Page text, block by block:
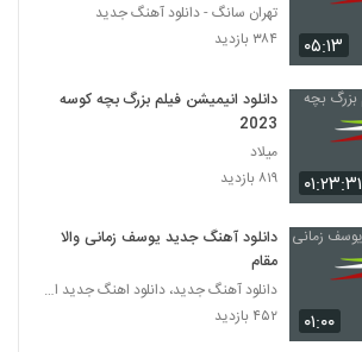
۰۵:۱۳
تهران سانگ - دانلود آهنگ جدید
۳۸۴ بازدید
۰۱:۲۳:۳۱
دانلود انیمیشن فیلم بزرگ بچه‌ کوسه
2023
میلاد
۸۱۹ بازدید
۰۱:۰۰
دانلود آهنگ جدید یوسف زمانی والا
مقام
دانلود آهنگ جدید، دانلود اهنگ جدید ایرانی
۴۵۲ بازدید